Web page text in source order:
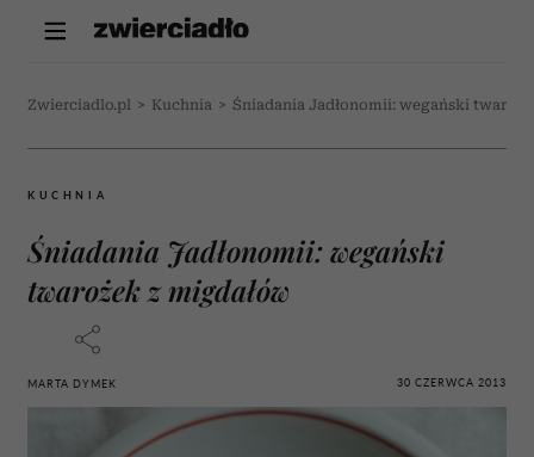
Zwierciadlo.pl > Kuchnia > Śniadania Jadłonomii: wegański
KUCHNIA
Śniadania Jadłonomii: wegański
twarożek z migdałów
MARTA DYMEK 30 CZERWCA 2013